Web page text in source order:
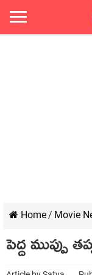
Home/ Movie
పెద్ద ముప్పు